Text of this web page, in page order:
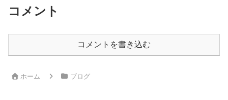
コメント
コメントを書き込む
ホーム ブログ